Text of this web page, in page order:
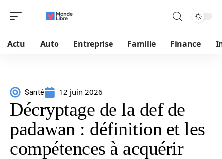
Actu Auto Entreprise Famille Finance
Santé 12 juin 2026
Décryptage de la def de
padawan : définition et les
compétences à acquérir